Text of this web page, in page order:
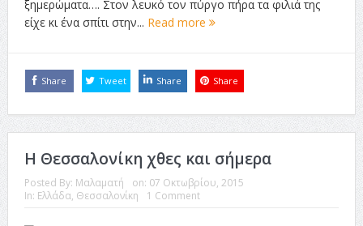
Τρία Βήματα Μπροστά για Σένα και την Επιχείρησή σου
ξημερώματα…. Στον λευκό τον πύργο πήρα τα φιλιά της
είχε κι ένα σπίτι στην... Read more
Share Tweet Share Share
Η Θεσσαλονίκη χθες και σήμερα
Posted By: Μαλαματή on: 07 Οκτωβρίου, 2015
In: Ελλάδα, Θεσσαλονίκη 1 Comment